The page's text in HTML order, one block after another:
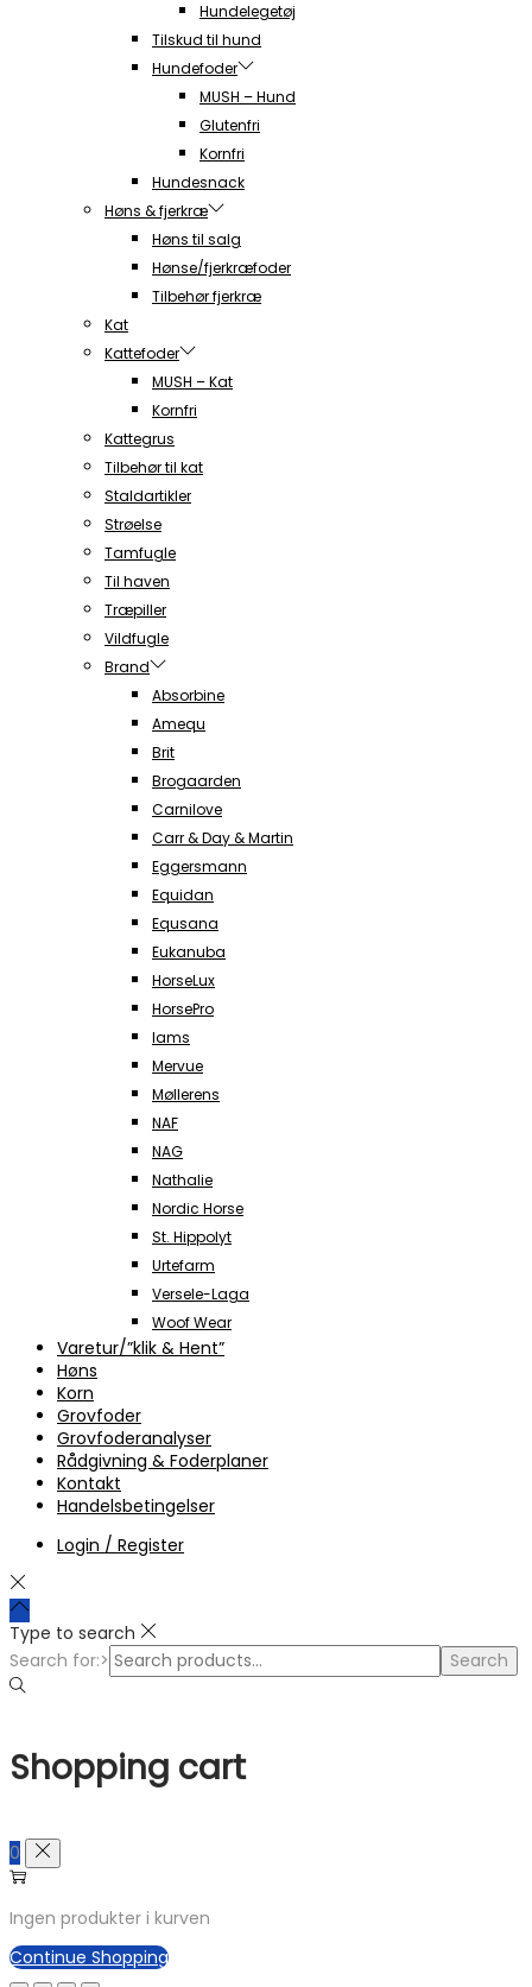
Hundelegetøj
Tilskud til hund
Hundefoder
MUSH – Hund
Glutenfri
Kornfri
Hundesnack
Høns & fjerkræ
Høns til salg
Hønse/fjerkræfoder
Tilbehør fjerkræ
Kat
Kattefoder
MUSH – Kat
Kornfri
Kattegrus
Tilbehør til kat
Staldartikler
Strøelse
Tamfugle
Til haven
Træpiller
Vildfugle
Brand
Absorbine
Amequ
Brit
Brogaarden
Carnilove
Carr & Day & Martin
Eggersmann
Equidan
Equsana
Eukanuba
HorseLux
HorsePro
Iams
Mervue
Møllerens
NAF
NAG
Nathalie
Nordic Horse
St. Hippolyt
Urtefarm
Versele-Laga
Woof Wear
Varetur/”klik & Hent”
Høns
Korn
Grovfoder
Grovfoderanalyser
Rådgivning & Foderplaner
Kontakt
Handelsbetingelser
Login / Register
Type to search
Search for:>
Search
Shopping cart
0
Ingen produkter i kurven
Continue Shopping